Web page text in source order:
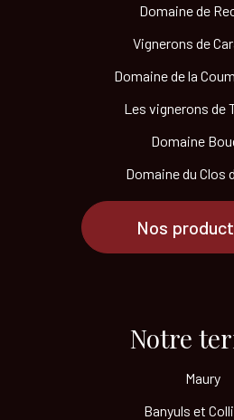
Domaine de
Vignerons de
Domaine de la
Les vignerons de
Domaine
Domaine du Clos
Nos
Notre
Maury
Banyuls et